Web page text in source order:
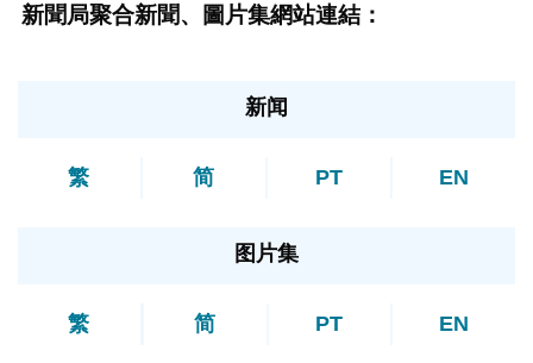
新聞局聚合新聞、圖片集網站連結：
新闻
繁 简 PT EN
图片集
繁 简 PT EN